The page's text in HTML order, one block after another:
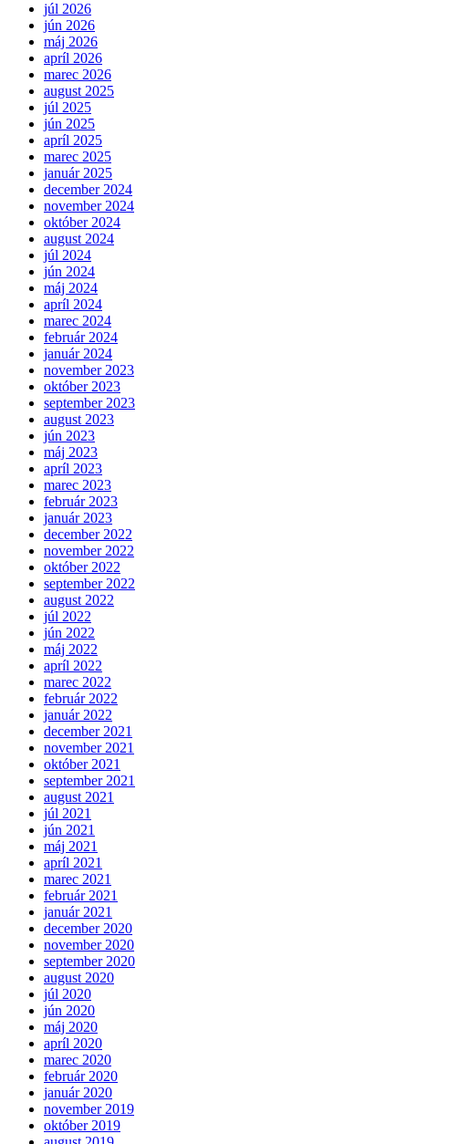
júl 2026
jún 2026
máj 2026
apríl 2026
marec 2026
august 2025
júl 2025
jún 2025
apríl 2025
marec 2025
január 2025
december 2024
november 2024
október 2024
august 2024
júl 2024
jún 2024
máj 2024
apríl 2024
marec 2024
február 2024
január 2024
november 2023
október 2023
september 2023
august 2023
jún 2023
máj 2023
apríl 2023
marec 2023
február 2023
január 2023
december 2022
november 2022
október 2022
september 2022
august 2022
júl 2022
jún 2022
máj 2022
apríl 2022
marec 2022
február 2022
január 2022
december 2021
november 2021
október 2021
september 2021
august 2021
júl 2021
jún 2021
máj 2021
apríl 2021
marec 2021
február 2021
január 2021
december 2020
november 2020
september 2020
august 2020
júl 2020
jún 2020
máj 2020
apríl 2020
marec 2020
február 2020
január 2020
november 2019
október 2019